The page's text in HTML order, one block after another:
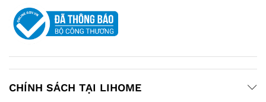
CHÍNH SÁCH TẠI LIHOME